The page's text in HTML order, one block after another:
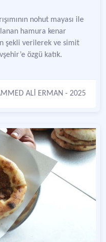
nohut mayası ile
hamura kenar
şekli verilerek ve simit
özgü katık.
ALİ ERMAN - 2025